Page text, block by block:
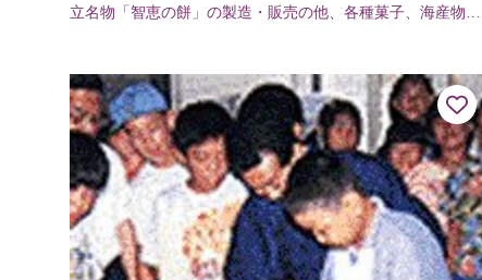
立名物「智恵の餅」の製造・販売の他、各種菓子、海産物、
ろす眺めのよいレストランです。3...